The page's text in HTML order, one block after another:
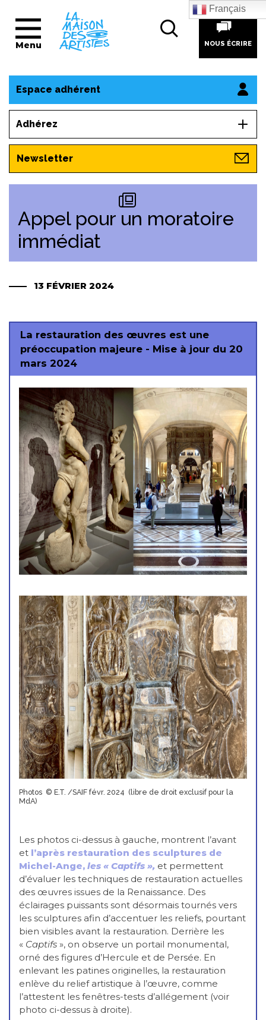
Menu NOUS ÉCRIRE
Espace adhérent
Adhérez
Newsletter
Appel pour un moratoire
immédiat
13 FÉVRIER 2024
La restauration des œuvres est une
préoccupation majeure - Mise à jour du 20
mars 2024
Photos © E.T. /SAIF févr. 2024 (libre de droit exclusif pour la
MdA)
Les photos ci-dessus à gauche, montrent l’avant
et l’après restauration des sculptures de
Michel-Ange, les « Captifs », et permettent
d’évaluer les techniques de restauration actuelles
des œuvres issues de la Renaissance. Des
éclairages puissants sont désormais tournés vers
les sculptures afin d’accentuer les reliefs, pourtant
bien visibles avant la restauration. Derrière les
« Captifs », on observe un portail monumental,
orné des figures d’Hercule et de Persée. En
enlevant les patines originelles, la restauration
enlève du relief artistique à l’œuvre, comme
l’attestent les fenêtres-tests d’allégement (voir
photo ci-dessus à droite).
Français